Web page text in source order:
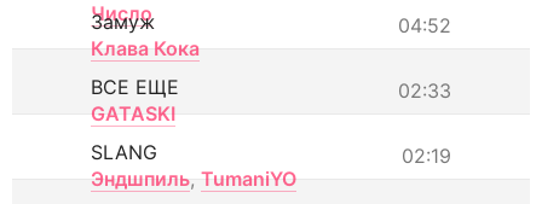
Число
04:52
Замуж
Клава Кока
02:33
ВСЕ ЕЩЕ
GATASKI
02:19
SLANG
Эндшпиль, TumaniYO